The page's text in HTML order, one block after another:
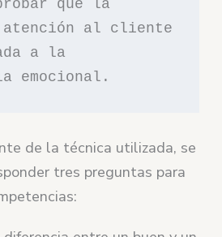
que la
atención al cliente
a la
emocional.
de la técnica utilizada, se
tres preguntas para